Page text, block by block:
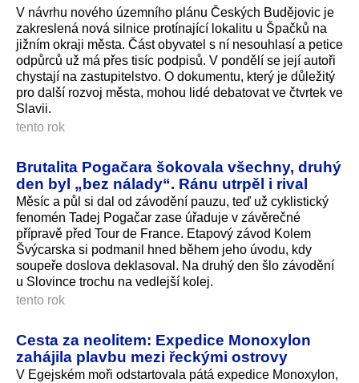
V návrhu nového územního plánu Českých Budějovic je
zakreslená nová silnice protínající lokalitu u Špačků na
jižním okraji města. Část obyvatel s ní nesouhlasí a petice
odpůrců už má přes tisíc podpisů. V pondělí se její autoři
chystají na zastupitelstvo. O dokumentu, který je důležitý
pro další rozvoj města, mohou lidé debatovat ve čtvrtek ve
Slavii.
tento rok
Brutalita Pogačara šokovala všechny, druhý
den byl „bez nálady“. Ránu utrpěl i rival
Měsíc a půl si dal od závodění pauzu, teď už cyklistický
fenomén Tadej Pogačar zase úřaduje v závěrečné
přípravě před Tour de France. Etapový závod Kolem
Švýcarska si podmanil hned během jeho úvodu, kdy
soupeře doslova deklasoval. Na druhý den šlo závodění
u Slovince trochu na vedlejší kolej.
tento rok
Cesta za neolitem: Expedice Monoxylon
zahájila plavbu mezi řeckými ostrovy
V Egejském moři odstartovala pátá expedice Monoxylon,